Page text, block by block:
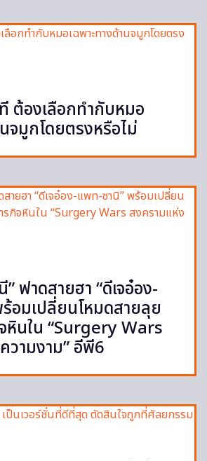
ต้องเลือกทำกับหมอ
จมูกโดยตรงหรือไม่
ฟาดสายฮา “ดีเจอ๋อง-
อมเปลี่ยนโหมดสายลุย
หินใน “Surgery Wars
วามงาม” อีพี6